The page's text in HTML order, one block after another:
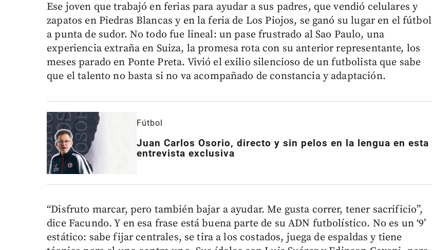
Ese joven que trabajó en ferias para ayudar a sus padres, que vendió celulares y
zapatos en Piedras Blancas y en la feria de Los Piojos, se ganó su lugar en el fútbol
a punta de sudor. No todo fue lineal: un pase frustrado al Sao Paulo, una
experiencia extraña en Suiza, la promesa rota con su anterior representante, los
meses parado en Ponte Preta. Vivió el exilio silencioso de un futbolista que sabe
que el talento no basta si no va acompañado de constancia y adaptación.
Fútbol
Juan Carlos Osorio, directo y sin pelos en la lengua en esta
entrevista exclusiva
“Disfruto marcar, pero también bajar a ayudar. Me gusta correr, tener sacrificio”,
dice Facundo. Y en esa frase está buena parte de su ADN futbolístico. No es un ‘9’
estático: sabe fijar centrales, se tira a los costados, juega de espaldas y tiene